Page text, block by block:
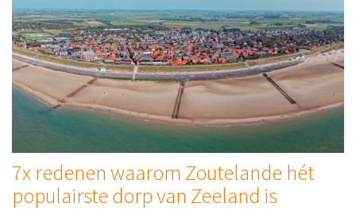
7x redenen waarom Zoutelande hét
populairste dorp van Zeeland is